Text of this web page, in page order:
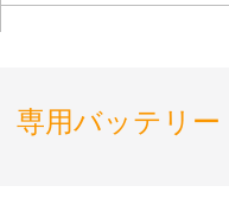
専用バッテリー